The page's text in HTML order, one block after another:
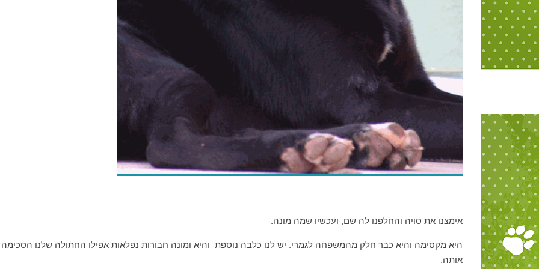
אימצנו את סויה והחלפנו לה שם, ועכשיו שמה מונה.
היא מקסימה והיא כבר חלק מהמשפחה לגמרי. יש לנו כלבה נוספת והיא ומונה חבורות נפלאות אפילו החתולה שלנו
אותה.